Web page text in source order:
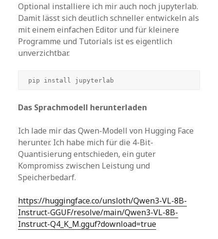
Optional installiere ich mir auch noch jupyterlab.
Damit lässt sich deutlich schneller entwickeln als
mit einem einfachen Editor und für kleinere
Programme und Tutorials ist es eigentlich
unverzichtbar.
pip install jupyterlab
Das Sprachmodell herunterladen
Ich lade mir das Qwen-Modell von Hugging Face
herunter. Ich habe mich für die 4-Bit-
Quantisierung entschieden, ein guter
Kompromiss zwischen Leistung und
Speicherbedarf.
https://huggingface.co/unsloth/Qwen3-VL-8B-
Instruct-GGUF/resolve/main/Qwen3-VL-8B-
Instruct-Q4_K_M.gguf?download=true